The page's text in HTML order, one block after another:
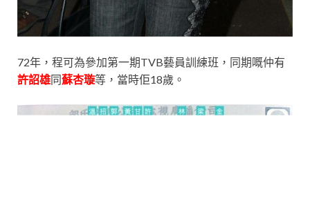
72年，程可為參加第一期TVB藝員訓練班，同期嘅仲有
許詔雄同蘇杏璇等，當時佢18歲。